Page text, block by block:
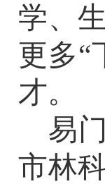
学、
更多“
才。
易
市林